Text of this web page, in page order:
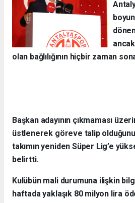
olan bağlılığının hiçbir zaman
Başkan adayının çıkmaması
üstlenerek göreve talip
takımın yeniden Süper Lig’e
belirtti.
Kulübün mali durumuna ilişkin
haftada yaklaşık 80 milyon lira